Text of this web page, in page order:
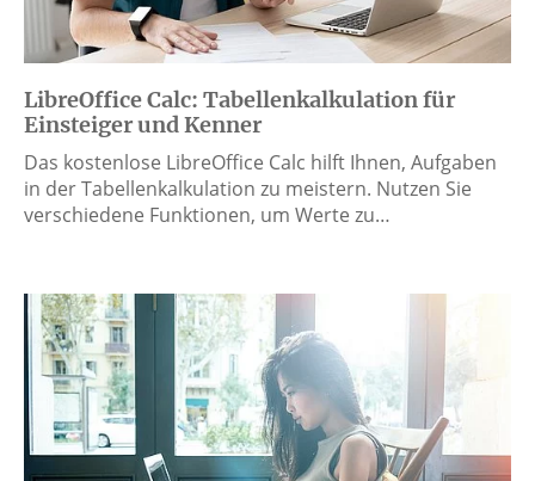
LibreOffice Calc: Tabellenkalkulation für
Einsteiger und Kenner
Das kostenlose LibreOffice Calc hilft Ihnen, Aufgaben
in der Tabellenkalkulation zu meistern. Nutzen Sie
verschiedene Funktionen, um Werte zu…